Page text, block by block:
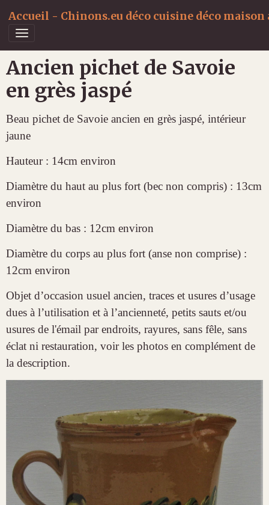
Accueil - Chinons.eu déco cuisine déco
Ancien pichet de Savoie
en grès jaspé
Beau pichet de Savoie ancien en grès jaspé, intérieur
jaune
Hauteur : 14cm environ
Diamètre du haut au plus fort (bec non compris) : 13cm
environ
Diamètre du bas : 12cm environ
Diamètre du corps au plus fort (anse non comprise) :
12cm environ
Objet d’occasion usuel ancien, traces et usures d’usage
dues à l’utilisation et à l’ancienneté, petits sauts et/ou
usures de l'émail par endroits, rayures, sans fêle, sans
éclat ni restauration, voir les photos en complément de
la description.